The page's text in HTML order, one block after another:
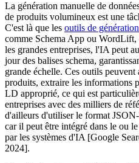
La génération manuelle de
de produits volumineux est une
C'est là que les outils de
comme Schema App ou WordLift,
les grandes entreprises, l'IA peut
jour des balises schema,
grande échelle. Ces outils
produits, extraire les informations
LD approprié, ce qui est
entreprises avec des milliers de
d'ailleurs d'utiliser le format
car il peut être intégré dans le ou
par les systèmes d'IA [Google
2024].